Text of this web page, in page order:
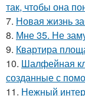
так, чтобы она
7. Новая жизнь
8. Мне 35. Не
9. Квартира
10. Шалфейная
созданные с
11. Нежный